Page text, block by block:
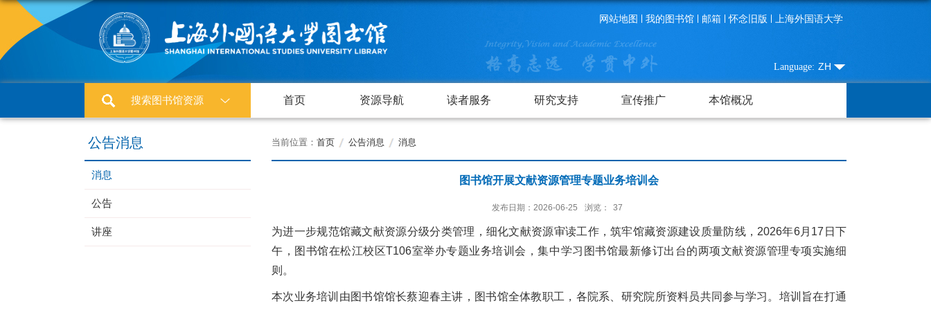
网站地图 我的图书馆 邮箱 怀念旧版 上海外国语大学
Language: ZH
搜索图书馆资源 首页 资源导航 读者服务 研究支持 宣传推广 本馆概况
公告消息
消息
公告
讲座
当前位置： 首页 公告消息 消息
图书馆开展文献资源管理专题业务培训会
发布日期：2026-06-25 浏览： 37
为进一步规范馆藏文献资源分级分类管理，细化文献资源审读工作，筑牢馆藏资源建设质量防线，2026年6月17日下
午，图书馆在松江校区T106室举办专题业务培训会，集中学习图书馆最新修订出台的两项文献资源管理专项实施细
则。
本次业务培训由图书馆馆长蔡迎春主讲，图书馆全体教职工，各院系、研究院所资料员共同参与学习。培训旨在打通